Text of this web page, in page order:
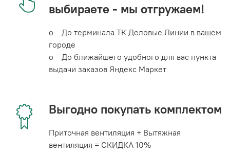
выбираете - мы отгружаем!
o До терминала ТК Деловые Линии в вашем
городе
o До ближайшего удобного для вас пункта
выдачи заказов Яндекс Маркет
Выгодно покупать комплектом
Приточная вентиляция + Вытяжная
вентиляция = СКИДКА 10%